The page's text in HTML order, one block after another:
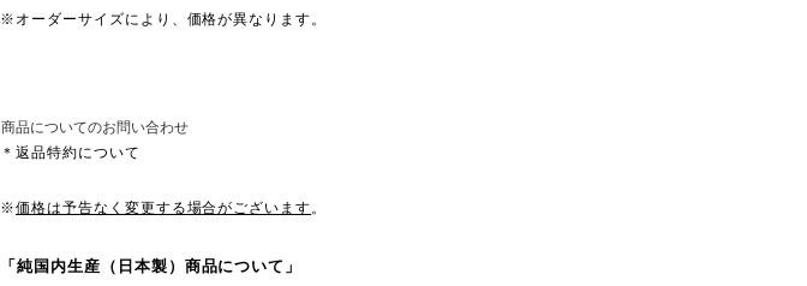
※オーダーサイズにより、価格が異なります。
商品についてのお問い合わせ
＊返品特約について
※価格は予告なく変更する場合がございます 。
「純国内生産（日本製）商品について」